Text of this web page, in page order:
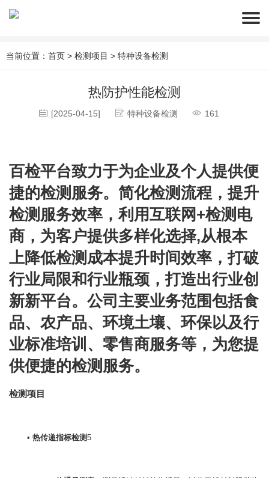
当前位置： 首页 > 检测项目 > 特种设备检测
热防护性能检测
[2025-04-15] 特种设备检测 161
百检平台致力于为企业及个人提供便
捷的检测服务。简化检测流程，提升
检测服务效率，利用互联网+检测电
商，为客户提供多样化选择,从根本
上降低检测成本提升时间效率，打破
行业局限和行业瓶颈，打造出行业创
新新平台。公司主要业务范围包括食
品、农产品、环境土壤、环保以及行
业标准培训、零售商服务等，为您提
供便捷的检测服务。
检测项目
热传递指标检测5